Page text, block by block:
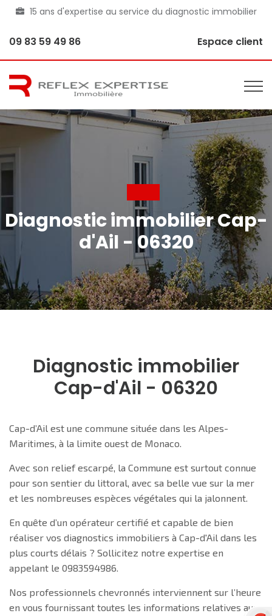
15 ans d'expertise au service du diagnostic immobilier
09 83 59 49 86 Espace client
Diagnostic immobilier Cap-
d'Ail - 06320
Diagnostic immobilier
Cap-d'Ail - 06320
Cap-d’Ail est une commune située dans les Alpes-
Maritimes, à la limite ouest de Monaco.
Avec son relief escarpé, la Commune est surtout connue
pour son sentier du littoral, avec sa belle vue sur la mer
et les nombreuses espèces végétales qui la jalonnent.
En quête d’un opérateur certifié et capable de bien
réaliser vos diagnostics immobiliers à Cap-d'Ail dans les
plus courts délais ? Sollicitez notre expertise en
appelant le 0983594986.
Nos professionnels chevronnés interviennent sur l’heure
en vous fournissant toutes les informations relatives aux